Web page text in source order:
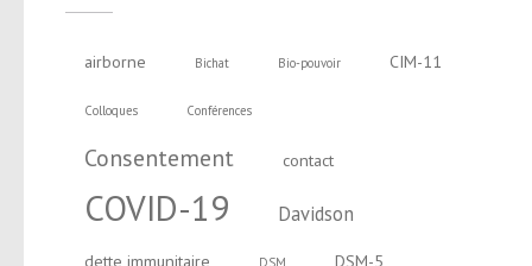
airborne Bichat Bio-pouvoir CIM-11
Colloques Conférences
Consentement contact
COVID-19 Davidson
dette immunitaire DSM DSM-5